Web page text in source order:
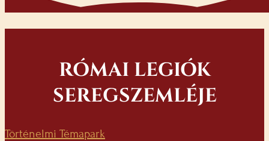
RÓMAI LEGIÓK
SEREGSZEMLÉJE
Történelmi Témapark